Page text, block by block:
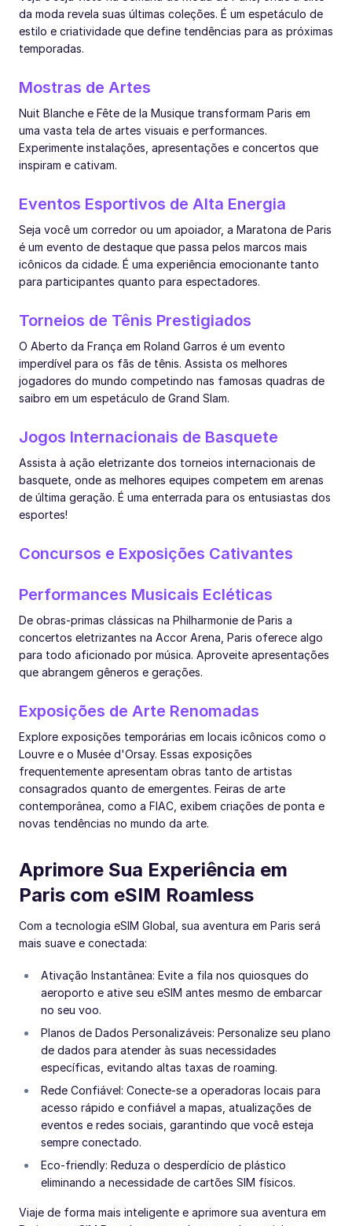
da moda revela suas últimas coleções. É um espetáculo de
estilo e criatividade que define tendências para as próximas
temporadas.
Mostras de Artes
Nuit Blanche e Fête de la Musique transformam Paris em
uma vasta tela de artes visuais e performances.
Experimente instalações, apresentações e concertos que
inspiram e cativam.
Eventos Esportivos de Alta Energia
Seja você um corredor ou um apoiador, a Maratona de Paris
é um evento de destaque que passa pelos marcos mais
icônicos da cidade. É uma experiência emocionante tanto
para participantes quanto para espectadores.
Torneios de Tênis Prestigiados
O Aberto da França em Roland Garros é um evento
imperdível para os fãs de tênis. Assista os melhores
jogadores do mundo competindo nas famosas quadras de
saibro em um espetáculo de Grand Slam.
Jogos Internacionais de Basquete
Assista à ação eletrizante dos torneios internacionais de
basquete, onde as melhores equipes competem em arenas
de última geração. É uma enterrada para os entusiastas dos
esportes!
Concursos e Exposições Cativantes
Performances Musicais Ecléticas
De obras-primas clássicas na Philharmonie de Paris a
concertos eletrizantes na Accor Arena, Paris oferece algo
para todo aficionado por música. Aproveite apresentações
que abrangem gêneros e gerações.
Exposições de Arte Renomadas
Explore exposições temporárias em locais icônicos como o
Louvre e o Musée d'Orsay. Essas exposições
frequentemente apresentam obras tanto de artistas
consagrados quanto de emergentes. Feiras de arte
contemporânea, como a FIAC, exibem criações de ponta e
novas tendências no mundo da arte.
Aprimore Sua Experiência em
Paris com eSIM Roamless
Com a tecnologia eSIM Global, sua aventura em Paris será
mais suave e conectada:
Ativação Instantânea: Evite a fila nos quiosques do
aeroporto e ative seu eSIM antes mesmo de embarcar
no seu voo.
Planos de Dados Personalizáveis: Personalize seu plano
de dados para atender às suas necessidades
específicas, evitando altas taxas de roaming.
Rede Confiável: Conecte-se a operadoras locais para
acesso rápido e confiável a mapas, atualizações de
eventos e redes sociais, garantindo que você esteja
sempre conectado.
Eco-friendly: Reduza o desperdício de plástico
eliminando a necessidade de cartões SIM físicos.
Viaje de forma mais inteligente e aprimore sua aventura em